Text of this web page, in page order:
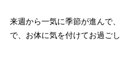
来週から一気に季節が進んで
で、お体に気を付けてお過ご